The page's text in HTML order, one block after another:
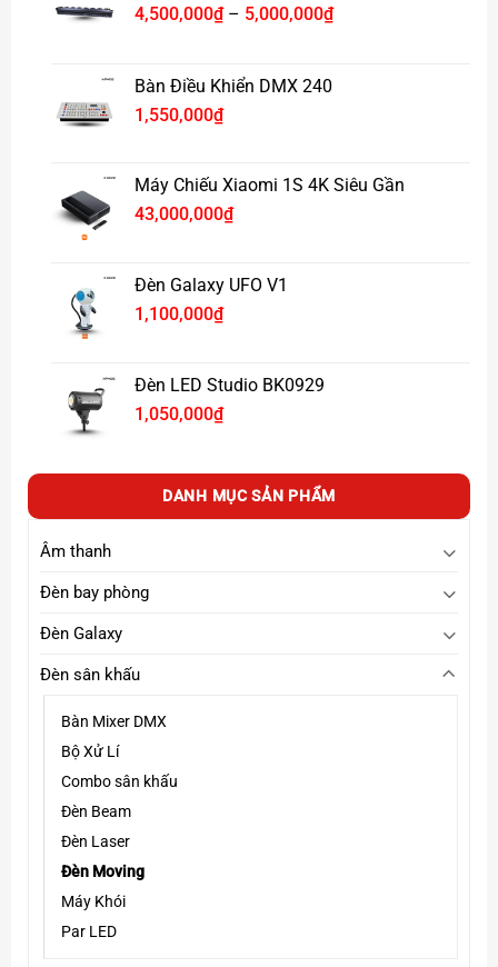
4,500,000₫ – 5,000,000₫Khoảng
Bàn Điều Khiển DMX 240
1,550,000₫
Máy Chiếu Xiaomi 1S 4K Siêu Gần
43,000,000₫
Đèn Galaxy UFO V1
1,100,000₫
Đèn LED Studio BK0929
1,050,000₫
DANH MỤC SẢN PHẨM
Âm thanh
Đèn bay phòng
Đèn Galaxy
Đèn sân khấu
Bàn Mixer DMX
Bộ Xử Lí
Combo sân khấu
Đèn Beam
Đèn Laser
Đèn Moving
Máy Khói
Par LED